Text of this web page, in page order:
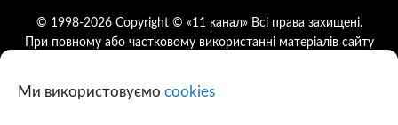
Ми використовуємо cookies
© 1998-2026 Copyright © «11 канал» Всі права захищені.
При повному або частковому використанні матеріалів сайту